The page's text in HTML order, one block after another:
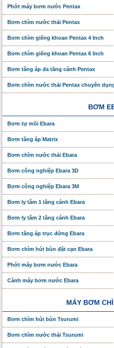
Phớt máy bơm nước Pentax
Bơm chìm nước thải Pentax
Bơm chìm giếng khoan Pentax 4 Inch
Bơm chìm giếng khoan Pentax 6 Inch
Bơm tăng áp đa tầng cánh Pentax
Bơm chìm nước thải Pentax chuyên
BƠM
Bơm tự mồi Ebara
Bơm tăng áp Matrix
Bơm chìm nước thải Ebara
Bơm công nghiệp Ebara 3D
Bơm công nghiệp Ebara 3M
Bơm ly tâm 1 tầng cánh Ebara
Bơm ly tâm 2 tầng cánh Ebara
Bơm tăng áp trục đứng Ebara
Bơm chìm hút bùn đặt cạn Ebara
Phớt máy bơm nước Ebara
Cánh máy bơm nước Ebara
MÁY BƠM
Bơm chìm hút bùn Tsurumi
Bơm chìm nước thải Tsurumi